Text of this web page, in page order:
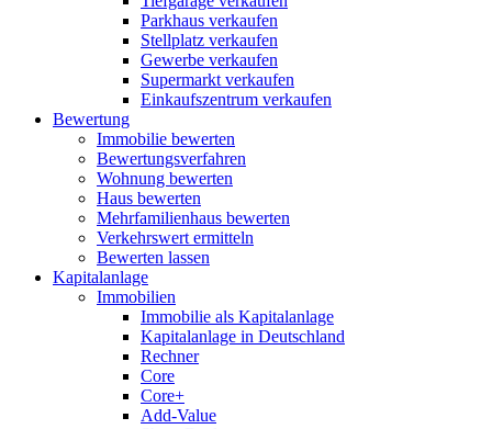
Parkhaus verkaufen
Stellplatz verkaufen
Gewerbe verkaufen
Supermarkt verkaufen
Einkaufszentrum verkaufen
Bewertung
Immobilie bewerten
Bewertungsverfahren
Wohnung bewerten
Haus bewerten
Mehrfamilienhaus bewerten
Verkehrswert ermitteln
Bewerten lassen
Kapitalanlage
Immobilien
Immobilie als Kapitalanlage
Kapitalanlage in Deutschland
Rechner
Core
Core+
Add-Value